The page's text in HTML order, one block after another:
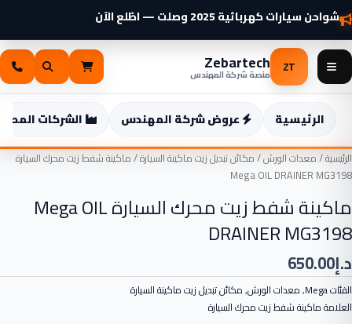
تخطي
إلى
المحتوى
شواحن سيارات كهربائية 2025 وصلت — اطّلع الآن
ZT
Zebartech
منصة شركة المهندس
الرئيسية عروض شركة المهندس الشركات
الرئيسية/معدات الورش/مكائن تبديل زيت ماكينة السيارة/ ماكينة شفط زيت محرك السيارة
Mega OIL DRAINER MG3198
ماكينة شفط زيت محرك السيارة Mega OIL
DRAINER MG3198
د.إ650.00
الفئاتMega
,معدات الورش,مكائن تبديل زيت ماكينة السيارة
العلامةماكينة شفط زيت محرك السيارة
كمية
ماكينة
زيت
محرك
السيارة
Mega
OIL
DRAINER
MG3198